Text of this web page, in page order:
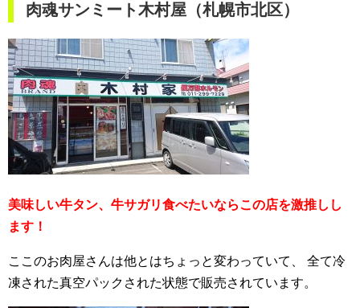
肉魂サンミート木村屋（札幌市北区）
美味しい牛タン、牛サガリ食べたいならこの店を激推しし
ます！
ここのお肉屋さんは他とはちょっと変わっていて、
全て冷
凍された真空パックされた状態で販売されています。